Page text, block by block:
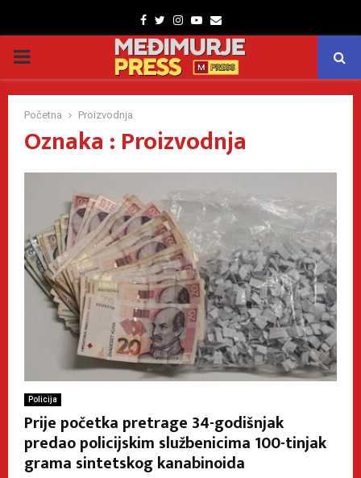
Facebook
TwitterInstagram
Youtube
Email
PRIMARY
MENU
Početna Proizvodnja
Oznaka : Proizvodnja
Policija
Prije početka pretrage 34-godišnjak
predao policijskim službenicima 100-tinjak
grama sintetskog kanabinoida